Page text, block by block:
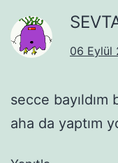
06 Eylül
secce
aha da yaptım